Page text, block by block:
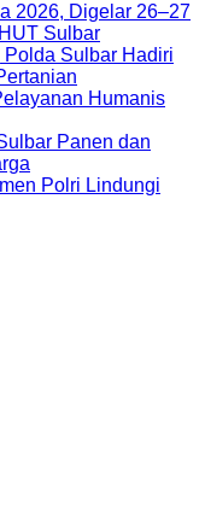
2026, Digelar 26–27
Sulbar
Sulbar Hadiri
Humanis
Panen dan
Polri Lindungi